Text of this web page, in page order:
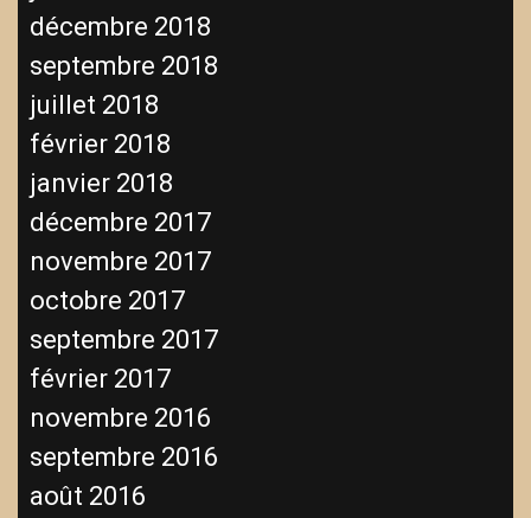
décembre 2018
septembre 2018
juillet 2018
février 2018
janvier 2018
décembre 2017
novembre 2017
octobre 2017
septembre 2017
février 2017
novembre 2016
septembre 2016
août 2016